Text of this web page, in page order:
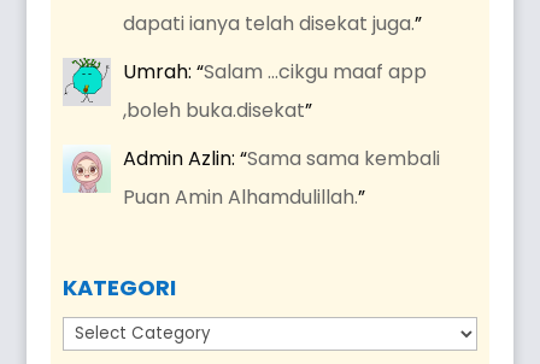
dapati ianya telah disekat juga.”
Umrah: “Salam …cikgu maaf app
,boleh buka.disekat”
Admin Azlin: “Sama sama kembali
Puan Amin Alhamdulillah.”
KATEGORI
Kategori